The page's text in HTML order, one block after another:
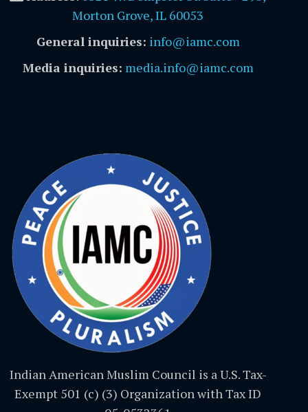
Morton Grove, IL 60053
General inquiries: info@iamc.com
Media inquiries: media.info@iamc.com
Indian American Muslim Council is a U.S. Tax-
Exempt 501 (c) (3) Organization with Tax ID